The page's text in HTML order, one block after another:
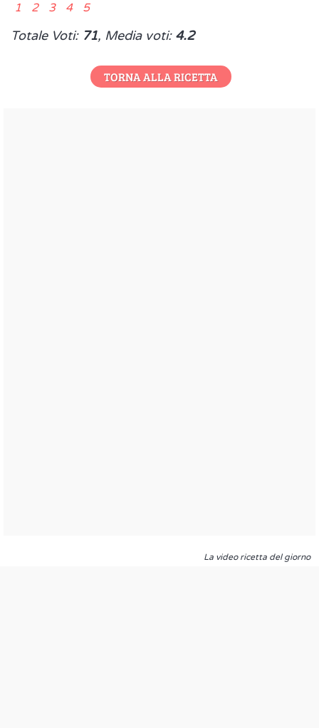
1 2 3 4 5
Totale Voti: 71, Media voti: 4.2
TORNA ALLA RICETTA
La video ricetta del giorno